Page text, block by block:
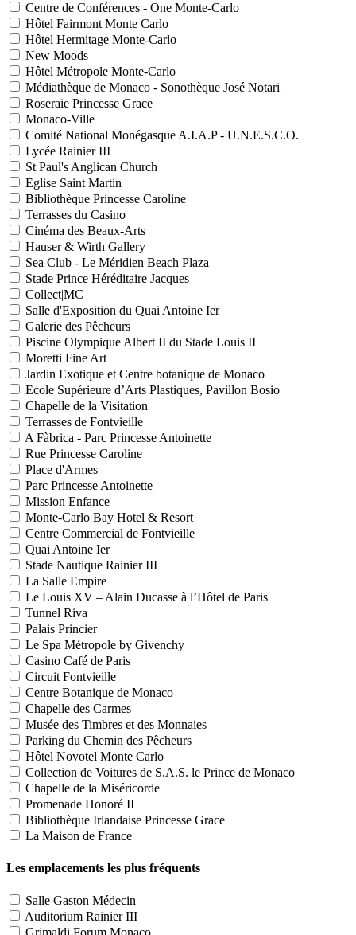
Centre de Conférences - One Monte-Carlo
Hôtel Fairmont Monte Carlo
Hôtel Hermitage Monte-Carlo
New Moods
Hôtel Métropole Monte-Carlo
Médiathèque de Monaco - Sonothèque José Notari
Roseraie Princesse Grace
Monaco-Ville
Comité National Monégasque A.I.A.P - U.N.E.S.C.O.
Lycée Rainier III
St Paul's Anglican Church
Eglise Saint Martin
Bibliothèque Princesse Caroline
Terrasses du Casino
Cinéma des Beaux-Arts
Hauser & Wirth Gallery
Sea Club - Le Méridien Beach Plaza
Stade Prince Héréditaire Jacques
Collect|MC
Salle d'Exposition du Quai Antoine Ier
Galerie des Pêcheurs
Piscine Olympique Albert II du Stade Louis II
Moretti Fine Art
Jardin Exotique et Centre botanique de Monaco
Ecole Supérieure d’Arts Plastiques, Pavillon Bosio
Chapelle de la Visitation
Terrasses de Fontvieille
A Fàbrica - Parc Princesse Antoinette
Rue Princesse Caroline
Place d'Armes
Parc Princesse Antoinette
Mission Enfance
Monte-Carlo Bay Hotel & Resort
Centre Commercial de Fontvieille
Quai Antoine Ier
Stade Nautique Rainier III
La Salle Empire
Le Louis XV – Alain Ducasse à l’Hôtel de Paris
Tunnel Riva
Palais Princier
Le Spa Métropole by Givenchy
Casino Café de Paris
Circuit Fontvieille
Centre Botanique de Monaco
Chapelle des Carmes
Musée des Timbres et des Monnaies
Parking du Chemin des Pêcheurs
Hôtel Novotel Monte Carlo
Collection de Voitures de S.A.S. le Prince de Monaco
Chapelle de la Miséricorde
Promenade Honoré II
Bibliothèque Irlandaise Princesse Grace
La Maison de France
Les emplacements les plus fréquents
Salle Gaston Médecin
Auditorium Rainier III
Grimaldi Forum Monaco